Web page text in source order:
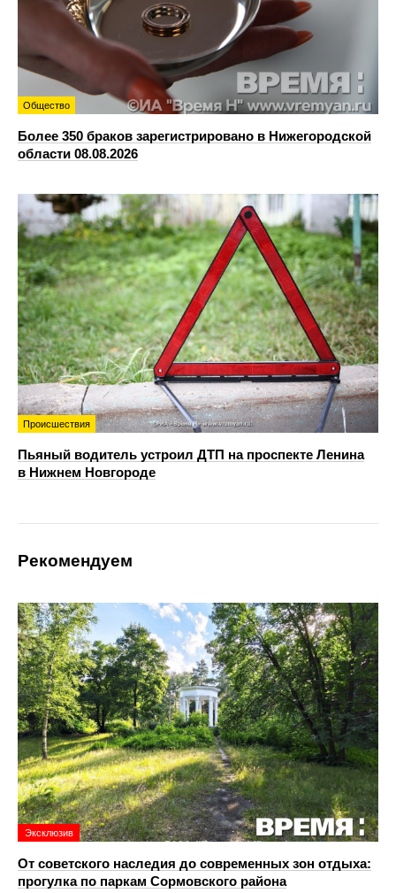
Общество
Более 350 браков зарегистрировано в Нижегородской
области 08.08.2026
Происшествия
Пьяный водитель устроил ДТП на проспекте Ленина
в Нижнем Новгороде
Рекомендуем
Эксклюзив
От советского наследия до современных зон отдыха:
прогулка по паркам Сормовского района